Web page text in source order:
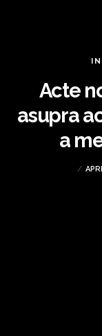
Acte
asupra
a